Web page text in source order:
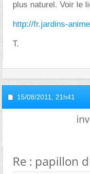
plus naturel. Voir le
http://fr.jardins-
T.
15/08/2011, 21h41
Re : papillon